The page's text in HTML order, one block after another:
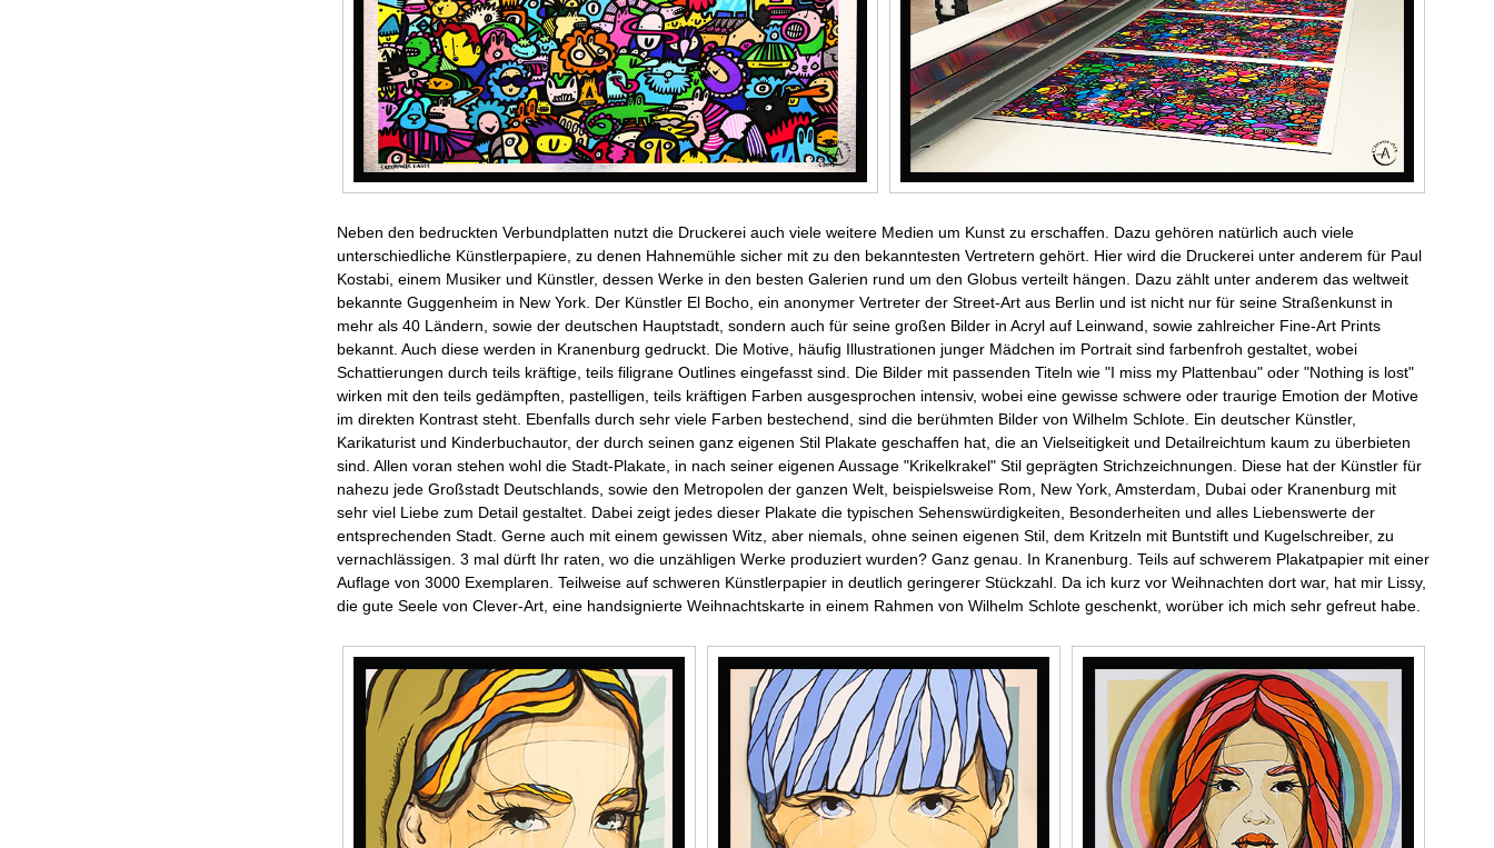
Neben den bedruckten Verbundplatten nutzt die Druckerei auch viele weitere Medien um Kunst zu erschaffen. Dazu gehören natürlich auch viele
unterschiedliche Künstlerpapiere, zu denen Hahnemühle sicher mit zu den bekanntesten Vertretern gehört. Hier wird die Druckerei unter anderem für Paul
Kostabi, einem Musiker und Künstler, dessen Werke in den besten Galerien rund um den Globus verteilt hängen. Dazu zählt unter anderem das weltweit
bekannte Guggenheim in New York. Der Künstler El Bocho, ein anonymer Vertreter der Street-Art aus Berlin und ist nicht nur für seine Straßenkunst in
mehr als 40 Ländern, sowie der deutschen Hauptstadt, sondern auch für seine großen Bilder in Acryl auf Leinwand, sowie zahlreicher Fine-Art Prints
bekannt. Auch diese werden in Kranenburg gedruckt. Die Motive, häufig Illustrationen junger Mädchen im Portrait sind farbenfroh gestaltet, wobei
Schattierungen durch teils kräftige, teils filigrane Outlines eingefasst sind. Die Bilder mit passenden Titeln wie "I miss my Plattenbau" oder "Nothing is lost"
wirken mit den teils gedämpften, pastelligen, teils kräftigen Farben ausgesprochen intensiv, wobei eine gewisse schwere oder traurige Emotion der Motive
im direkten Kontrast steht. Ebenfalls durch sehr viele Farben bestechend, sind die berühmten Bilder von Wilhelm Schlote. Ein deutscher Künstler,
Karikaturist und Kinderbuchautor, der durch seinen ganz eigenen Stil Plakate geschaffen hat, die an Vielseitigkeit und Detailreichtum kaum zu überbieten
sind. Allen voran stehen wohl die Stadt-Plakate, in nach seiner eigenen Aussage "Krikelkrakel" Stil geprägten Strichzeichnungen. Diese hat der Künstler für
nahezu jede Großstadt Deutschlands, sowie den Metropolen der ganzen Welt, beispielsweise Rom, New York, Amsterdam, Dubai oder Kranenburg mit
sehr viel Liebe zum Detail gestaltet. Dabei zeigt jedes dieser Plakate die typischen Sehenswürdigkeiten, Besonderheiten und alles Liebenswerte der
entsprechenden Stadt. Gerne auch mit einem gewissen Witz, aber niemals, ohne seinen eigenen Stil, dem Kritzeln mit Buntstift und Kugelschreiber, zu
vernachlässigen. 3 mal dürft Ihr raten, wo die unzähligen Werke produziert wurden? Ganz genau. In Kranenburg. Teils auf schwerem Plakatpapier mit einer
Auflage von 3000 Exemplaren. Teilweise auf schweren Künstlerpapier in deutlich geringerer Stückzahl. Da ich kurz vor Weihnachten dort war, hat mir Lissy,
die gute Seele von Clever-Art, eine handsignierte Weihnachtskarte in einem Rahmen von Wilhelm Schlote geschenkt, worüber ich mich sehr gefreut habe.